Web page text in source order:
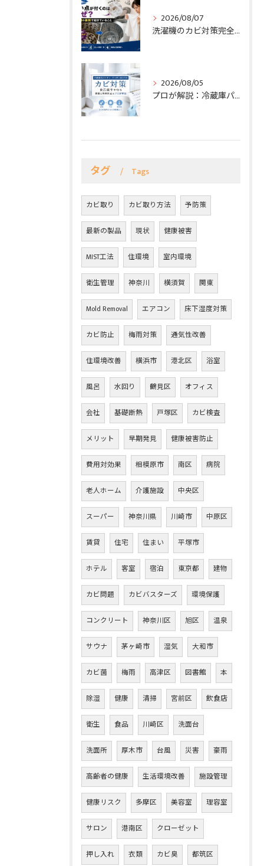
2026/08/07
洗濯機のカビ対策完全ガイド｜洗濯槽の裏側まで考えた再発防止のポイント
2026/08/05
プロが解説：冷蔵庫パッキン＆キッチンのカビ対策—原因と再発防止で食品衛生を守る
タグ Tags
カビ取り カビ取り方法 予防策
最新の製品 現状 健康被害
MIST工法 住環境 室内環境
衛生管理 神奈川 横須賀 関東
Mold Removal エアコン 床下湿度対策
カビ防止 梅雨対策 通気性改善
住環境改善 横浜市 港北区 浴室
風呂 水回り 鶴見区 オフィス
会社 基礎断熱 戸塚区 カビ検査
メリット 早期発見 健康被害防止
費用対効果 相模原市 南区 病院
老人ホーム 介護施設 中央区
スーパー 神奈川県 川崎市 中原区
賃貸 住宅 住まい 平塚市
ホテル 客室 宿泊 東京都 建物
カビ問題 カビバスターズ 環境保護
コンクリート 神奈川区 旭区 温泉
サウナ 茅ヶ崎市 湿気 大和市
カビ菌 梅雨 高津区 図書館 本
除湿 健康 清掃 宮前区 飲食店
衛生 食品 川崎区 洗面台
洗面所 厚木市 台風 災害 豪雨
高齢者の健康 生活環境改善 施設管理
健康リスク 多摩区 美容室 理容室
サロン 港南区 クローゼット
押し入れ 衣類 カビ臭 都筑区